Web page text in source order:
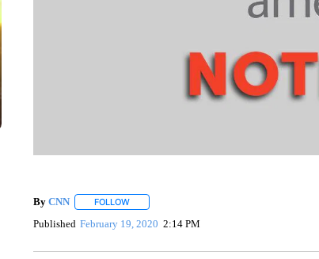
By CNN FOLLOWFOLLOW "" TO RECEIVE NOTIFICATIONS
Published February 19, 2020 2:14 PM